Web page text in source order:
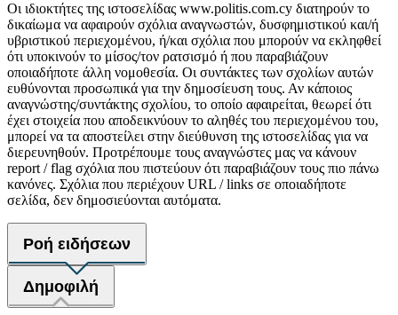
Οι ιδιοκτήτες της ιστοσελίδας www.politis.com.cy διατηρούν το
δικαίωμα να αφαιρούν σχόλια αναγνωστών, δυσφημιστικού και/ή
υβριστικού περιεχομένου, ή/και σχόλια που μπορούν να εκληφθεί
ότι υποκινούν το μίσος/τον ρατσισμό ή που παραβιάζουν
οποιαδήποτε άλλη νομοθεσία. Οι συντάκτες των σχολίων αυτών
ευθύνονται προσωπικά για την δημοσίευση τους. Αν κάποιος
αναγνώστης/συντάκτης σχολίου, το οποίο αφαιρείται, θεωρεί ότι
έχει στοιχεία που αποδεικνύουν το αληθές του περιεχομένου του,
μπορεί να τα αποστείλει στην διεύθυνση της ιστοσελίδας για να
διερευνηθούν. Προτρέπουμε τους αναγνώστες μας να κάνουν
report / flag σχόλια που πιστεύουν ότι παραβιάζουν τους πιο πάνω
κανόνες. Σχόλια που περιέχουν URL / links σε οποιαδήποτε
σελίδα, δεν δημοσιεύονται αυτόματα.
Ροή ειδήσεων
Δημοφιλή